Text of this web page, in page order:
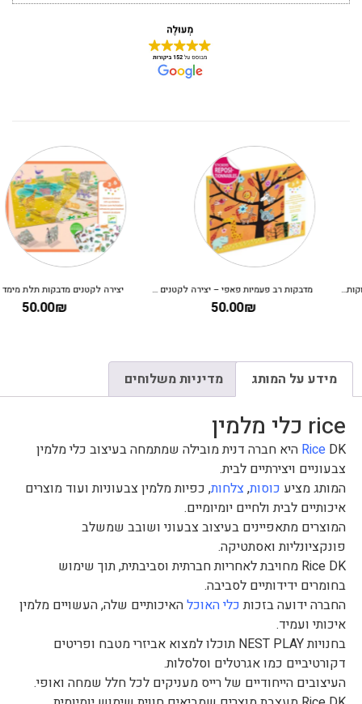
מדבקות רב פעמיות פאפי – יצירה לקטנים על העץ
50.00
יצירה לקטנים מדבקות תלת מימד – מדבקות רב פעמיות סוואנה DJECO
50.00
מידע על המותג מדיניות משלוחים
rice כלי מלמין
Rice DK היא חברה דנית מובילה שמתמחה בעיצוב כלי מלמין
צבעוניים ויצירתיים לבית.
המותג מציע כוסות,צלחות, כפיות מלמין צבעוניות ועוד מוצרים
איכותיים לבית ולחיים יומיומיים.
המוצרים מתאפיינים בעיצוב צבעוני ושובב שמשלב
פונקציונליות ואסתטיקה.
Rice DK מחויבת לאחריות חברתית וסביבתית, תוך שימוש
בחומרים ידידותיים לסביבה.
החברה ידועה בזכותכלי האוכלהאיכותיים שלה, העשויים מלמין
איכותי ועמיד.
בחנויות NEST PLAY תוכלו למצוא אביזרי מטבח ופריטים
דקורטיביים כמו אגרטלים וסלסלות.
העיצובים הייחודיים של רייס מעניקים לכל חלל שמחה ואופי.